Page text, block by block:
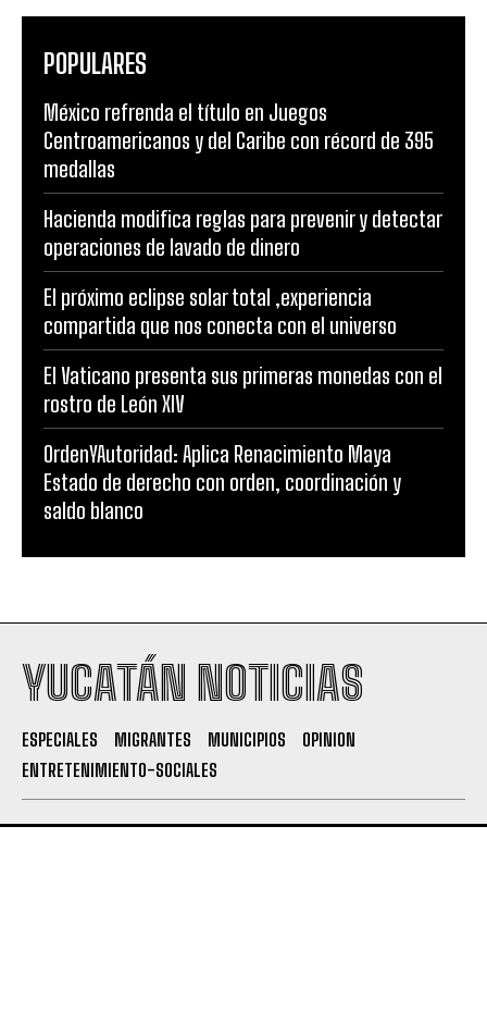
POPULARES
México refrenda el título en Juegos
Centroamericanos y del Caribe con récord de 395
medallas
Hacienda modifica reglas para prevenir y detectar
operaciones de lavado de dinero
El próximo eclipse solar total ,experiencia
compartida que nos conecta con el universo
El Vaticano presenta sus primeras monedas con el
rostro de León XIV
OrdenYAutoridad: Aplica Renacimiento Maya
Estado de derecho con orden, coordinación y
saldo blanco
YUCATÁN NOTICIAS
ESPECIALES MIGRANTES MUNICIPIOS
OPINION
ENTRETENIMIENTO-SOCIALES